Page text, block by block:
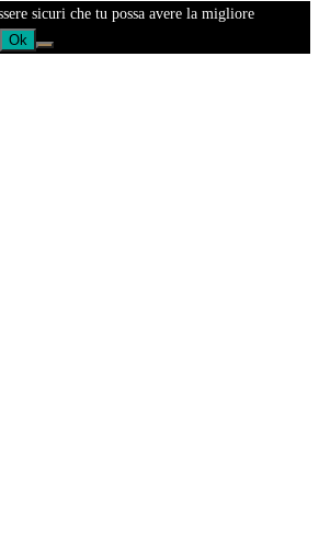
sicuri che tu possa avere la migliore
Ok